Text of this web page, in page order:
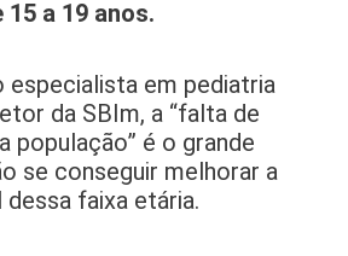
a 19 anos.
especialista em pediatria
da SBIm, a “falta de
população” é o grande
se conseguir melhorar a
faixa etária.